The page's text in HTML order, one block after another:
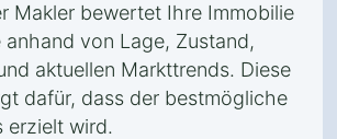
Makler bewertet Ihre Immobilie
anhand von Lage, Zustand,
aktuellen Markttrends. Diese
dafür, dass der bestmögliche
erzielt wird.